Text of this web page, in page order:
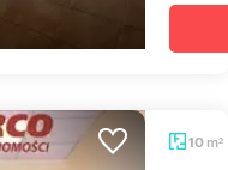
10 m2